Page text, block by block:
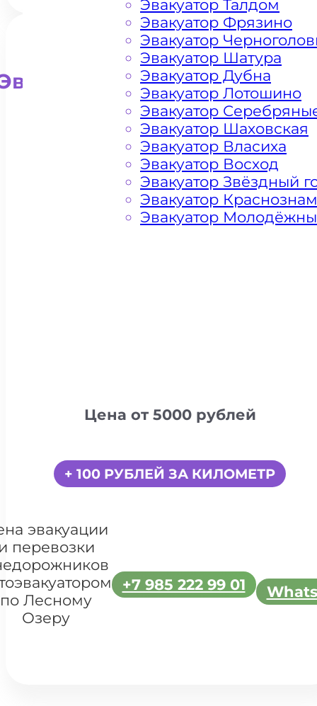
для
Цена от 5000 рублей
+ 100 РУБЛЕЙ ЗА КИЛОМЕТР
эвакуации
перевозки
по Лесному
Озеру
+7 985 222 99 01
Эвакуатор Талдом
Эвакуатор Фрязино
Эвакуатор
Эвакуатор Шатура
Эвакуатор Дубна
Эвакуатор Лотошино
Эвакуатор
Эвакуатор Шаховская
Эвакуатор Власиха
Эвакуатор Восход
Эвакуатор Звёздный
Эвакуатор
Эвакуатор